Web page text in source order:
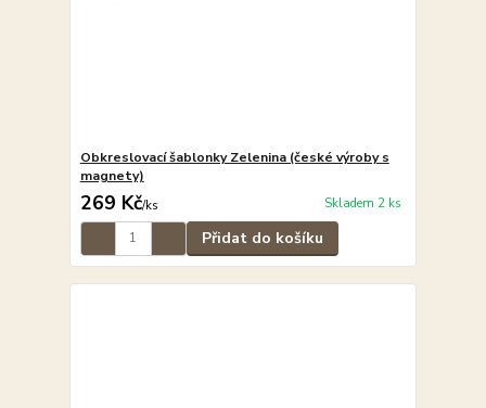
Obkreslovací šablonky Zelenina (české výroby s
magnety)
269 Kč/ks Skladem 2 ks
Přidat do košíku